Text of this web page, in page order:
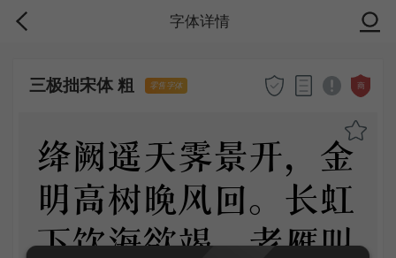
字体详情
三极拙宋体 粗 零售字体 商
绛阙遥天霁景开，金
明高树晚风回。长虹
下饮海欲竭，老雁叫